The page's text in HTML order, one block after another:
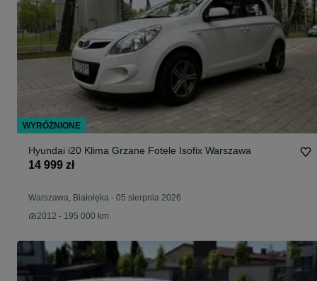
Hyundai i20 Klima Grzane Fotele Isofix Warszawa
14 999 zł
Warszawa, Białołęka - 05 sierpnia 2026
2012 - 195 000 km
WYRÓŻNIONE